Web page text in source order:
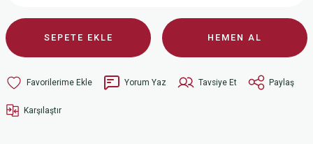
SEPETE EKLE HEMEN AL
Yorum Yaz Tavsiye Et Paylaş
Karşılaştır